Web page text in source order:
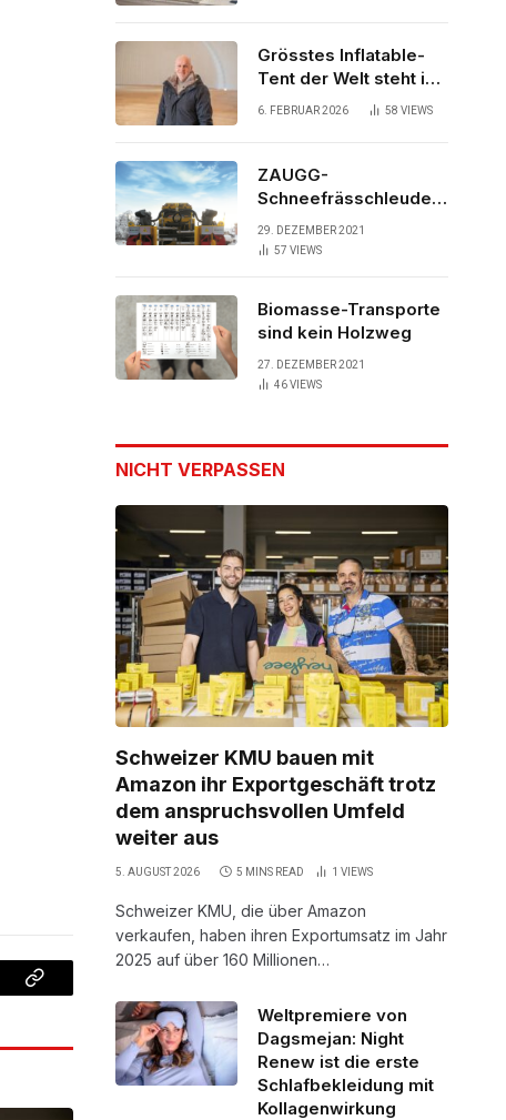
Copy
Grösstes Inflatable-
Tent der Welt steht in
der Schweiz
6. FEBRUAR 2026 58 VIEWS
ZAUGG-
Schneefrässchleuder
ZRR10000M räumt den
Schnee auf
29. DEZEMBER 2021
57 VIEWS
Biomasse-Transporte
sind kein Holzweg
27. DEZEMBER 2021
46VIEWS
NICHT VERPASSEN
Schweizer KMU bauen mit
Amazon ihr Exportgeschäft trotz
dem anspruchsvollen Umfeld
weiter aus
5. AUGUST 2026 5 MINS READ 1 VIEWS
Schweizer KMU, die über Amazon
verkaufen, haben ihren Exportumsatz im Jahr
2025 auf über 160 Millionen…
Weltpremiere von
Dagsmejan: Night
Renew ist die erste
Schlafbekleidung mit
Kollagenwirkung